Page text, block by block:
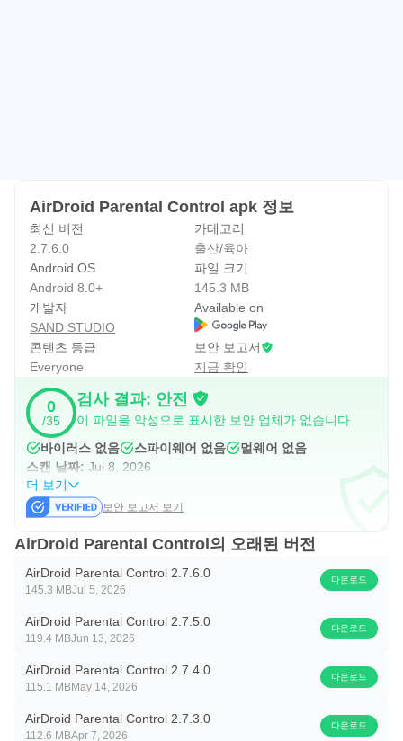
AirDroid Parental Control apk 정보
최신 버전
2.7.6.0
카테고리
출산/육아
Android OS
Android 8.0+
파일 크기
145.3 MB
개발자
SAND STUDIO
Available on
콘텐츠 등급
Everyone
보안 보고서
지금 확인
0
/35
검사 결과: 안전
이 파일을 악성으로 표시한 보안 업체가 없습니다
바이러스 없음
스파이웨어 없음
멀웨어 없음
스캔 날짜: Jul 8, 2026
더 보기
보안 보고서 보기
AirDroid Parental Control의 오래된 버전
AirDroid Parental Control 2.7.6.0
145.3 MBJul 5, 2026
다운로드
AirDroid Parental Control 2.7.5.0
119.4 MBJun 13, 2026
다운로드
AirDroid Parental Control 2.7.4.0
115.1 MBMay 14, 2026
다운로드
AirDroid Parental Control 2.7.3.0
112.6 MBApr 7, 2026
다운로드